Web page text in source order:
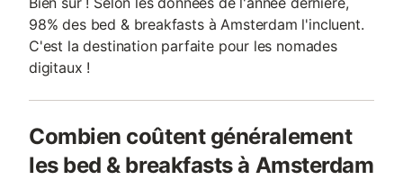
98% des bed & breakfasts à Amsterdam l'incluent.
C'est la destination parfaite pour les nomades
digitaux !
Combien coûtent généralement
les bed & breakfasts à Amsterdam